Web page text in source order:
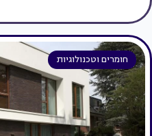
חומרים וטכנולוגיות